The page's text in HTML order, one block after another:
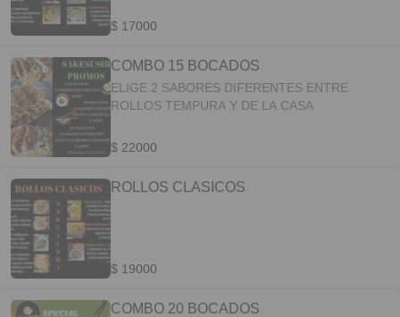
$ 17000
COMBO 15 BOCADOS
ELIGE 2 SABORES DIFERENTES ENTRE
ROLLOS TEMPURA Y DE LA CASA
$ 22000
ROLLOS CLASICOS
$ 19000
COMBO 20 BOCADOS